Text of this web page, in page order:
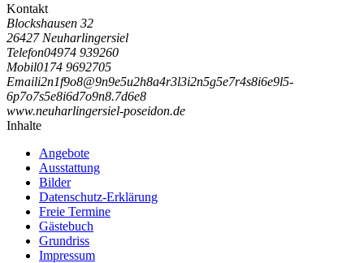
Kontakt
Blockshausen 32
26427 Neuharlingersiel
Telefon04974 939260
Mobil0174 9692705
Emaili2n1f9o8@9n9e5u2h8a4r3l3i2n5g5e7r4s8i6e9l5-
6p7o7s5e8i6d7o9n8.7d6e8
www.neuharlingersiel-poseidon.de
Inhalte
Angebote
Ausstattung
Bilder
Datenschutz-Erklärung
Freie Termine
Gästebuch
Grundriss
Impressum